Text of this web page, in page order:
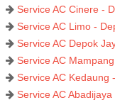
Service AC Cinere -
Service AC Limo -
Service AC Depok
Service AC
Service AC Kedaung
Service AC